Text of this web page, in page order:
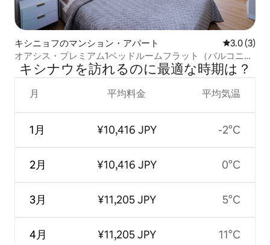
キシニョフのマンション・アパート レビュー3
3.0 (3)
オアシス・プレミアム1ベッドルームフラット（バルコニー
付き）
キシナウを訪⁠れ⁠るの⁠に最⁠適⁠な時⁠期⁠は⁠？
月
1月
2月
3月
4月
平均料金
¥10,416 JPY
¥10,416 JPY
¥11,205 JPY
¥11,205 JPY
平均気温
-2°C
0°C
5°C
11°C